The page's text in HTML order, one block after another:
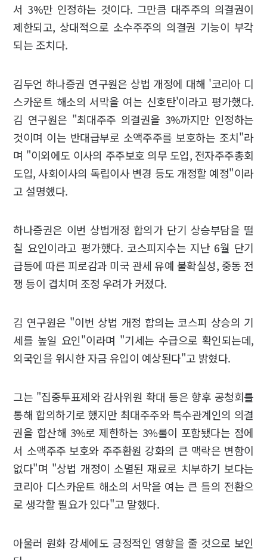
서 3%만 인정하는 것이다. 그만큼 대주주의 의결권이
제한되고, 상대적으로 소수주주의 의결권 기능이 부각
되는 조치다.
김두언 하나증권 연구원은 상법 개정에 대해 '코리아 디
스카운트 해소의 서막을 여는 신호탄'이라고 평가했다.
김 연구원은 "최대주주 의결권을 3%까지만 인정하는
것이며 이는 반대급부로 소액주주를 보호하는 조치"라
며 "이외에도 이사의 주주보호 의무 도입, 전자주주총회
도입, 사회이사의 독립이사 변경 등도 개정할 예정"이라
고 설명했다.
하나증권은 이번 상법개정 합의가 단기 상승부담을 떨
칠 요인이라고 평가했다. 코스피지수는 지난 6월 단기
급등에 따른 피로감과 미국 관세 유예 불확실성, 중동 전
쟁 등이 겹치며 조정 우려가 커졌다.
김 연구원은 "이번 상법 개정 합의는 코스피 상승의 기
세를 높일 요인"이라며 "기세는 수급으로 확인되는데,
외국인을 위시한 자금 유입이 예상된다"고 밝혔다.
그는 "집중투표제와 감사위원 확대 등은 향후 공청회를
통해 합의하기로 했지만 최대주주와 특수관계인의 의결
권을 합산해 3%로 제한하는 3%룰이 포함됐다는 점에
서 소액주주 보호와 주주환원 강화의 큰 맥락은 변함이
없다"며 "상법 개정이 소멸된 재료로 치부하기 보다는
코리아 디스카운트 해소의 서막을 여는 큰 틀의 전환으
로 생각할 필요가 있다"고 말했다.
아울러 원화 강세에도 긍정적인 영향을 줄 것으로 보인